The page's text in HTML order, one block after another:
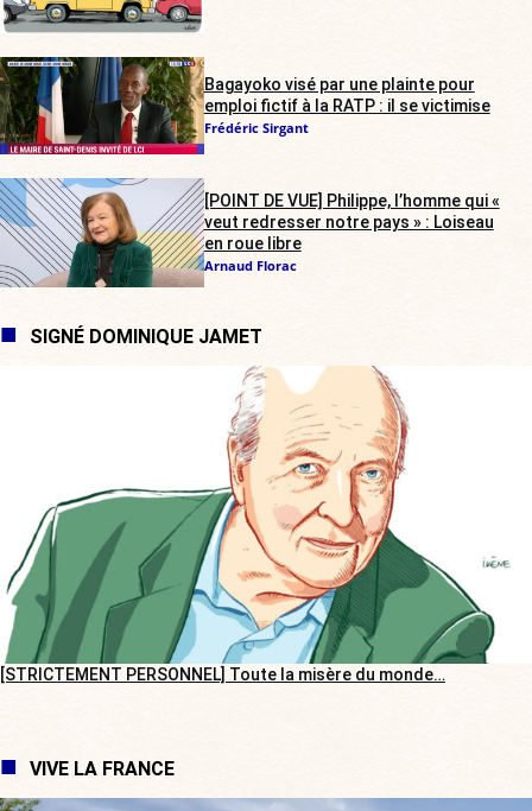
Bagayoko visé par une plainte pour
emploi fictif à la RATP : il se victimise
Frédéric Sirgant
[POINT DE VUE] Philippe, l’homme qui «
veut redresser notre pays » : Loiseau
en roue libre
Arnaud Florac
SIGNÉ DOMINIQUE JAMET
[STRICTEMENT PERSONNEL] Toute la misère du monde…
VIVE LA FRANCE